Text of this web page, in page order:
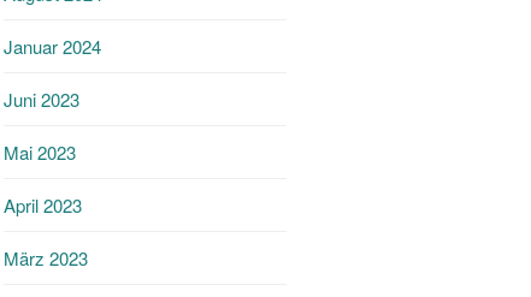
Januar 2024
Juni 2023
Mai 2023
April 2023
März 2023